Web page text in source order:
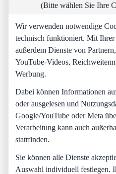
(Bitte wählen Sie Ihre
Wir verwenden notwendige
technisch funktioniert. Mit
außerdem Dienste von
YouTube-Videos,
Werbung.
Dabei können Informationen
oder ausgelesen und
Google/YouTube oder Meta
Verarbeitung kann auch
stattfinden.
Sie können alle Dienste
Auswahl individuell festlegen.